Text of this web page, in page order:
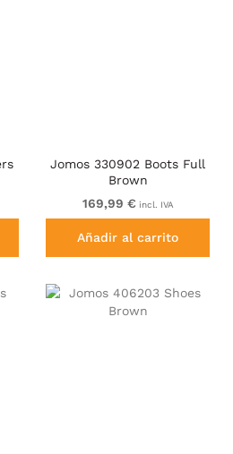
Jomos 330902 Boots Full
Brown
169,99 € incl. IVA
Añadir al carrito